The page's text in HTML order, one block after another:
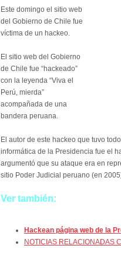
Este domingo el sitio web
del Gobierno de Chile fue
víctima de un hackeo.
El sitio web del Gobierno
de Chile fue “hackeado”
con la leyenda “Viva el
Perú, mierda”
acompañada de una
bandera peruana.
El autor de este hackeo que tuvo
informática de la Presidencia fue el
argumentó que su ataque era en
sitio Poder Judicial peruano (en
Ver también:
Hackean página web de la
NOTICIAS RELACIONADAS